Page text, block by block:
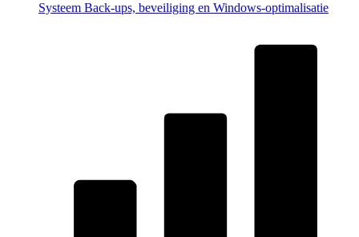
Systeem Back-ups, beveiliging en Windows-optimalisatie